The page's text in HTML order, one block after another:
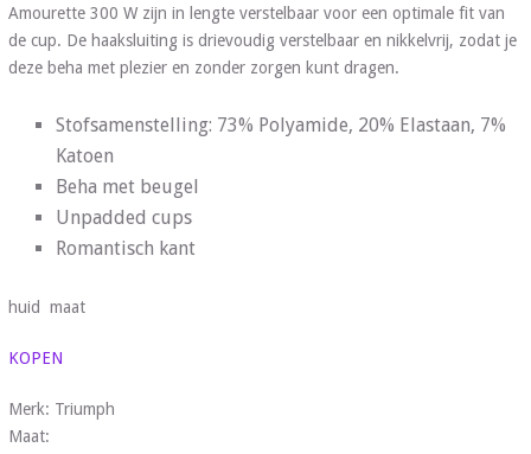
Amourette 300 W zijn in lengte verstelbaar voor een optimale fit van
de cup. De haaksluiting is drievoudig verstelbaar en nikkelvrij, zodat je
deze beha met plezier en zonder zorgen kunt dragen.
Stofsamenstelling: 73% Polyamide, 20% Elastaan, 7%
Katoen
Beha met beugel
Unpadded cups
Romantisch kant
huid maat
KOPEN
Merk: Triumph
Maat: